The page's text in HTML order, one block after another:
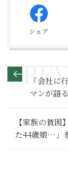
シェア
「会社に
マンが語
【家族の貧
た44歳娘…」
１～